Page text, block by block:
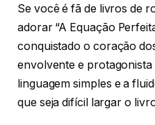
Se você é fã de livros de
adorar “A Equação
conquistado o coração
envolvente e
linguagem simples e a
que seja difícil largar o